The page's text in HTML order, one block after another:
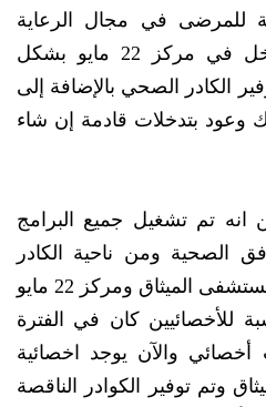
للمرضى في مجال الرعاية
الصحية الأولية ومنها التدخل في مركز 22 مايو بشكل
الكادر الصحي بالإضافة إلى
وعود بتدخلات قادمة إن شاء
تم تشغيل جميع البرامج
الصحية ومن ناحية الكادر
الطبي كان لا يوجد أطباء بمستشفى الميثاق ومركز 22 مايو
للأخصائيين كان في الفترة
أخصائي والآن يوجد اخصائية
وتم توفير الكوادر الناقصة